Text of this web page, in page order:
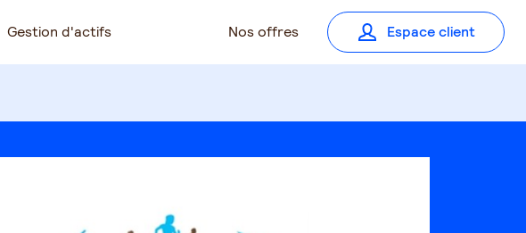
Gestion d'actifs Nos offres Espace client